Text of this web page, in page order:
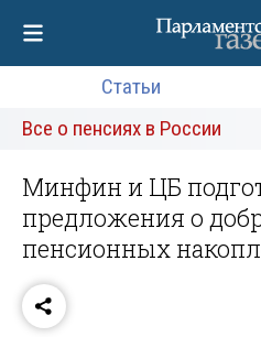
Статьи
Все о пенсиях в России
Минфин и ЦБ
предложения о
пенсионных